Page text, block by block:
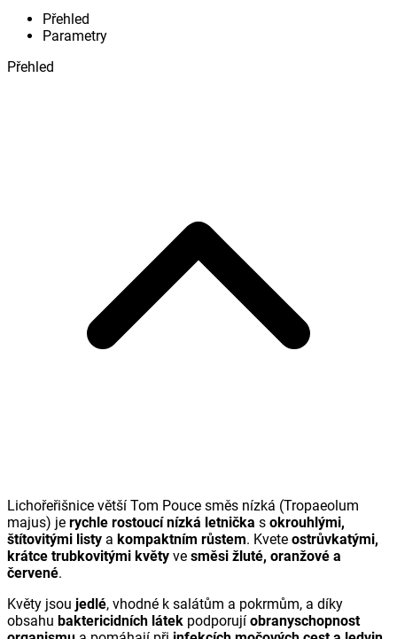
Přehled
Parametry
Přehled
Lichořeřišnice větší Tom Pouce směs nízká (Tropaeolum
majus) je rychle rostoucí nízká letnička s okrouhlými,
štítovitými listy a kompaktním růstem. Kvete ostrůvkatými,
krátce trubkovitými květy ve směsi žluté, oranžové a
červené.
Květy jsou jedlé, vhodné k salátům a pokrmům, a díky
obsahu baktericidních látek podporují obranyschopnost